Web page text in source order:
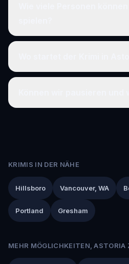
KRIMIS IN DER NÄHE
Hillsboro Vancouver, WA
Portland Gresham
MEHR MÖGLICHKEITEN, ASTORIA